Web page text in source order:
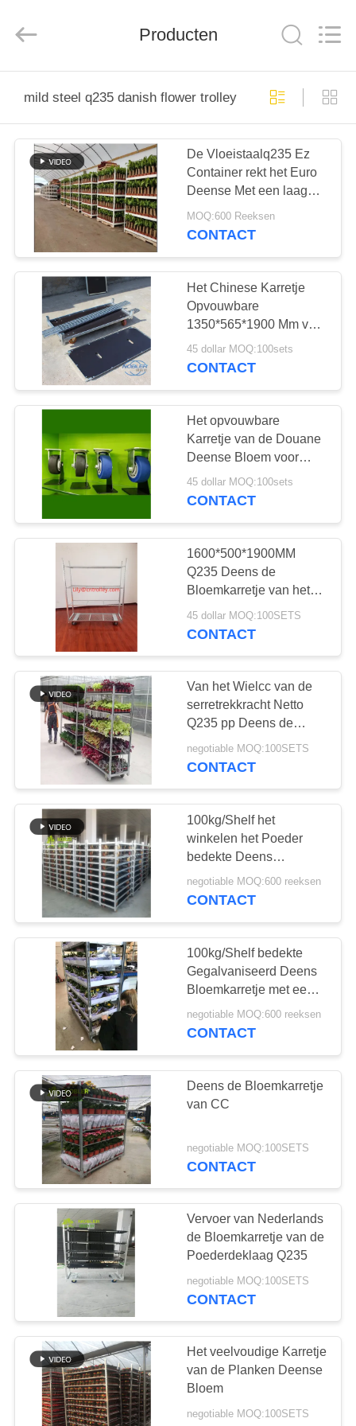
PRODUCTEN
VIDEO'S
OVER
ONS
FABRIEKSTOCHT
KWALITEITSCONTROLE
NEEM
CONTACT
MET
ONS
NIEUWS
VRAAG
EEN
OFFERTE
COMPANY
NEWS
SITEMAP
PRIVACYBELEID
Co., Ltd. .
Producten
mild steel q235 danish flower trolley
De Vloeistaalq235 Ez
Container rekt het Euro
Deense Met een laag
bedekte Poeder van het
Bloemkarretje
MOQ:600 Reeksen
CONTACT
Het Chinese Karretje
Opvouwbare
1350*565*1900 Mm van
de Douane Deense
Bloem
45 dollar MOQ:100sets
CONTACT
Het opvouwbare
Karretje van de Douane
Deense Bloem voor
Tuinbouw en
Logistiekomzet
45 dollar MOQ:100sets
CONTACT
1600*500*1900MM
Q235 Deens de
Bloemkarretje van het
Palletrek
45 dollar MOQ:100SETS
CONTACT
Van het Wielcc van de
serretrekkracht Netto
Q235 pp Deens de
Installatiekarretje
negotiable MOQ:100SETS
CONTACT
100kg/Shelf het
winkelen het Poeder
bedekte Deens
Bloemkarretje met een
laag
negotiable MOQ:600 reeksen
CONTACT
100kg/Shelf bedekte
Gegalvaniseerd Deens
Bloemkarretje met een
laag
negotiable MOQ:600 reeksen
CONTACT
Deens de Bloemkarretje
van CC
negotiable MOQ:100SETS
CONTACT
Vervoer van Nederlands
de Bloemkarretje van de
Poederdeklaag Q235
negotiable MOQ:100SETS
CONTACT
Het veelvoudige Karretje
van de Planken Deense
Bloem
negotiable MOQ:100SETS